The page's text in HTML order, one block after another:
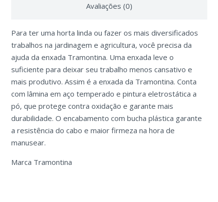
Avaliações (0)
Para ter uma horta linda ou fazer os mais diversificados
trabalhos na jardinagem e agricultura, você precisa da
ajuda da enxada Tramontina. Uma enxada leve o
suficiente para deixar seu trabalho menos cansativo e
mais produtivo. Assim é a enxada da Tramontina. Conta
com lâmina em aço temperado e pintura eletrostática a
pó, que protege contra oxidação e garante mais
durabilidade. O encabamento com bucha plástica garante
a resistência do cabo e maior firmeza na hora de
manusear.
Marca Tramontina